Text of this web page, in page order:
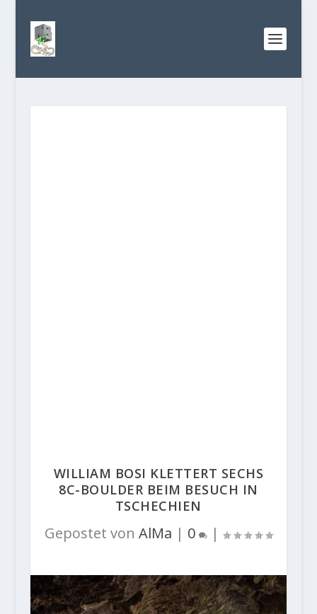
WILLIAM BOSI KLETTERT SECHS
8C-BOULDER BEIM BESUCH IN
TSCHECHIEN
Gepostet von AlMa | 0 |